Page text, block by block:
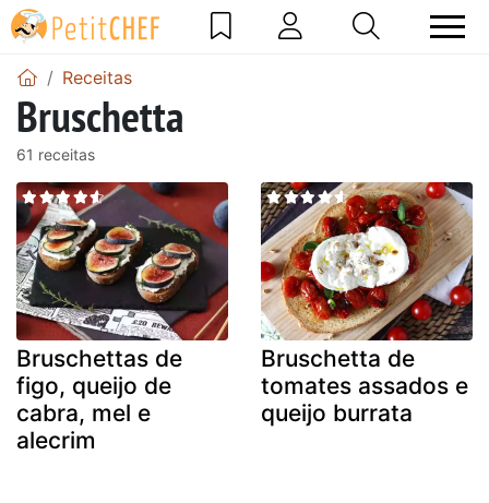
Receitas
Bruschetta
61 receitas
Bruschettas de
figo, queijo de
cabra, mel e
alecrim
Bruschetta de
tomates assados e
queijo burrata